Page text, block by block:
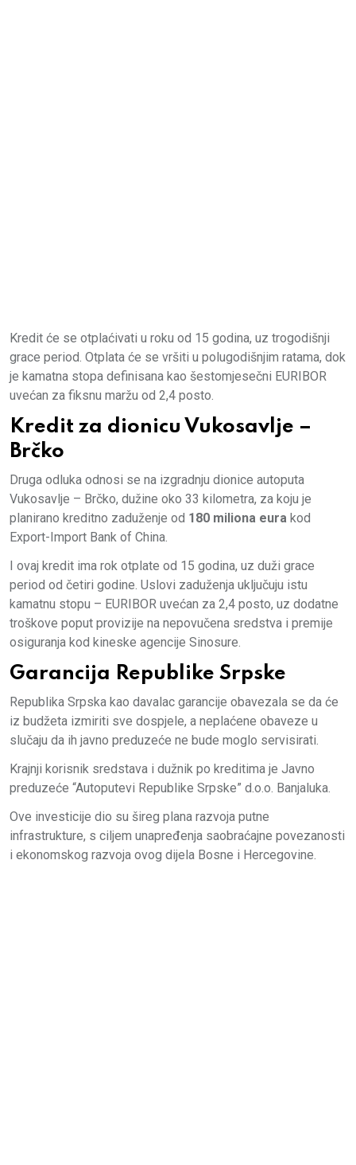
Kredit će se otplaćivati u roku od 15 godina, uz trogodišnji
grace period. Otplata će se vršiti u polugodišnjim ratama, dok
je kamatna stopa definisana kao šestomjesečni EURIBOR
uvećan za fiksnu maržu od 2,4 posto.
Kredit za dionicu Vukosavlje –
Brčko
Druga odluka odnosi se na izgradnju dionice autoputa
Vukosavlje – Brčko, dužine oko 33 kilometra, za koju je
planirano kreditno zaduženje od 180 miliona eura kod
Export-Import Bank of China.
I ovaj kredit ima rok otplate od 15 godina, uz duži grace
period od četiri godine. Uslovi zaduženja uključuju istu
kamatnu stopu – EURIBOR uvećan za 2,4 posto, uz dodatne
troškove poput provizije na nepovučena sredstva i premije
osiguranja kod kineske agencije Sinosure.
Garancija Republike Srpske
Republika Srpska kao davalac garancije obavezala se da će
iz budžeta izmiriti sve dospjele, a neplaćene obaveze u
slučaju da ih javno preduzeće ne bude moglo servisirati.
Krajnji korisnik sredstava i dužnik po kreditima je Javno
preduzeće “Autoputevi Republike Srpske” d.o.o. Banjaluka.
Ove investicije dio su šireg plana razvoja putne
infrastrukture, s ciljem unapređenja saobraćajne povezanosti
i ekonomskog razvoja ovog dijela Bosne i Hercegovine.